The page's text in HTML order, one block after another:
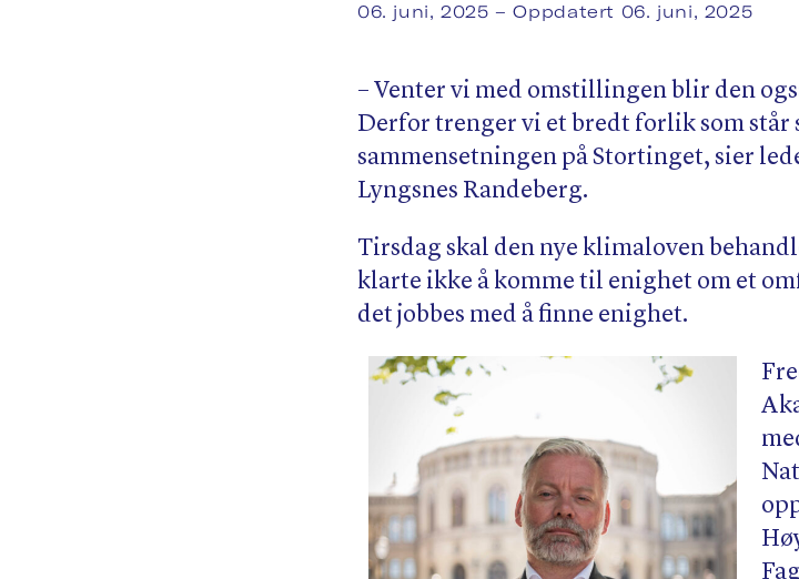
06. juni, 2025– Oppdatert 06. juni, 2025
– Venter vi med omstillingen blir den
Derfor trenger vi et bredt forlik som står
sammensetningen på Stortinget, sier
Lyngsnes Randeberg.
Tirsdag skal den nye klimaloven
klarte ikke å komme til enighet om et
det jobbes med å finne enighet.